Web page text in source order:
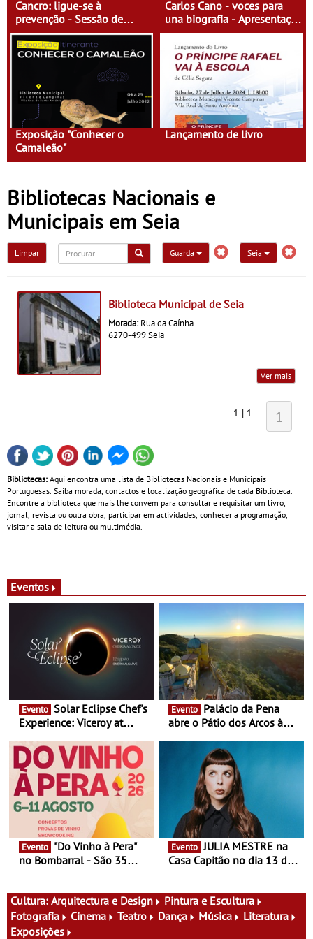
Cancro: ligue-se à
prevenção - Sessão de
Esclarecimento
Carlos Cano - voces para
una biografia - Apresentação
de livro
Exposição "Conhecer o
Camaleão"
Lançamento de livro
Bibliotecas Nacionais e
Municipais em Seia
Limpar Guarda Seia
Biblioteca Municipal de Seia
Morada: Rua da Caínha
6270-499 Seia
Ver mais
1 | 1 1
Bibliotecas: Aqui encontra uma lista de Bibliotecas Nacionais e Municipais
Portuguesas. Saiba morada, contactos e localização geográfica de cada Biblioteca.
Encontre a biblioteca que mais lhe convém para consultar e requisitar um livro,
jornal, revista ou outra obra, participar em actividades, conhecer a programação,
visitar a sala de leitura ou multimédia.
Eventos
Evento
Experience: Viceroy at
Michelin para uma noite
exclusiva
Evento
abre o Pátio dos Arcos à
Evento
no Bombarral - São 35
experiências
Evento JULIA MESTRE na
Casa Capitão no dia 13 de
Cultura: Arquitectura e Design
Pintura e Escultura
Fotografia
Cinema Teatro Dança Música
Literatura
Exposições